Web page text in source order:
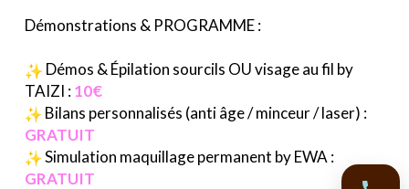
Démonstrations & PROGRAMME :
Démos & Épilation sourcils OU visage au fil by
TAIZI :10€
Bilans personnalisés (anti âge / minceur / laser) :
GRATUIT
Simulation maquillage permanent by EWA :
GRATUIT